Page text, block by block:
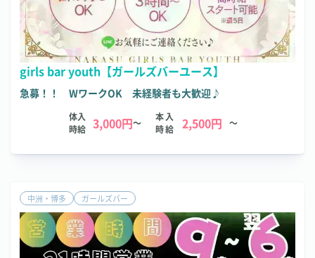
girls bar youth【ガールズバーユース】
急募！！ WワークOK 未経験者も大歓迎♪
体入
時給 3,000円～
本入
時給
2,500円 ～
中洲・博多 ガールズバー